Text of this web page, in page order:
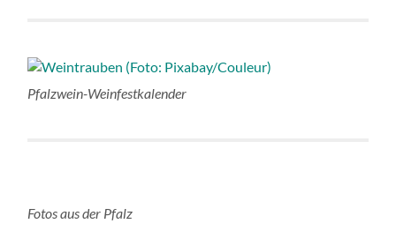
Pfalzwein-Weinfestkalender
Fotos aus der Pfalz